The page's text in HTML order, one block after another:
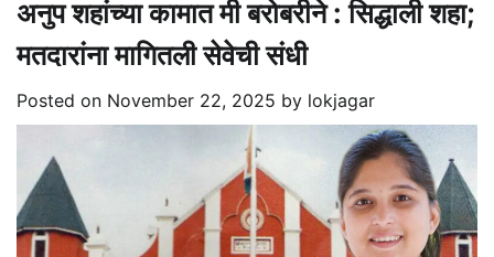
अनुप शहांच्या कामात मी बरोबरीने : सिद्धाली शहा;
मतदारांना मागितली सेवेची संधी
Posted on November 22, 2025 by lokjagar